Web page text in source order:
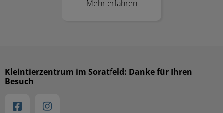
Mehr erfahren
Kleintierzentrum im Soratfeld: Danke für Ihren
Besuch